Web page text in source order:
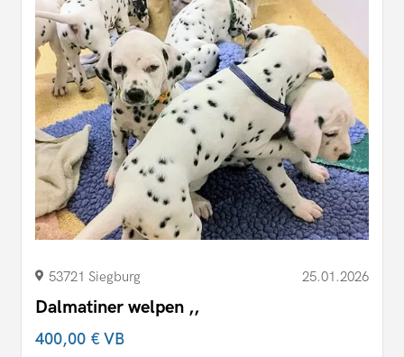
53721 Siegburg 25.01.2026
Dalmatiner welpen ,,
400,00 €VB